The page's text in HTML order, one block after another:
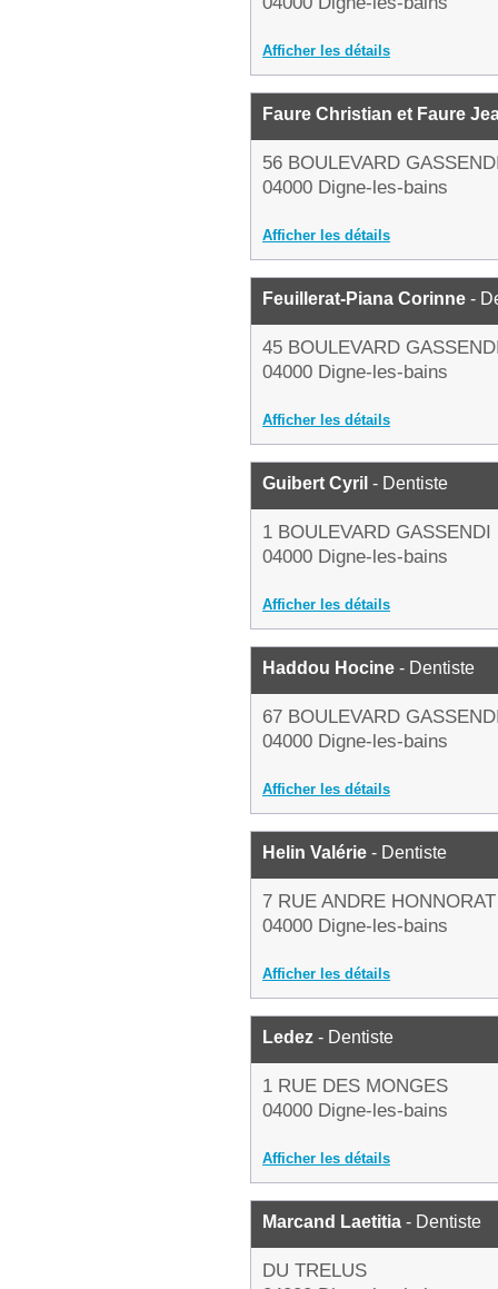
Afficher les détails
Faure Christian et Faure
56 BOULEVARD
04000 Digne-les-bains
Afficher les détails
Feuillerat-Piana Corinne -
45 BOULEVARD
04000 Digne-les-bains
Afficher les détails
Guibert Cyril - Dentiste
1 BOULEVARD GASSENDI
04000 Digne-les-bains
Afficher les détails
Haddou Hocine - Dentiste
67 BOULEVARD
04000 Digne-les-bains
Afficher les détails
Helin Valérie - Dentiste
7 RUE ANDRE HONNORAT
04000 Digne-les-bains
Afficher les détails
Ledez - Dentiste
1 RUE DES MONGES
04000 Digne-les-bains
Afficher les détails
Marcand Laetitia - Dentiste
DU TRELUS